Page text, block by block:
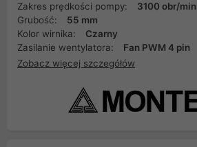
Zakres prędkości pompy:
3100 obr/min
Grubość:
55 mm
Kolor wirnika:
Czarny
Zasilanie wentylatora:
Fan PWM 4 pin
Zobacz więcej szczegółów